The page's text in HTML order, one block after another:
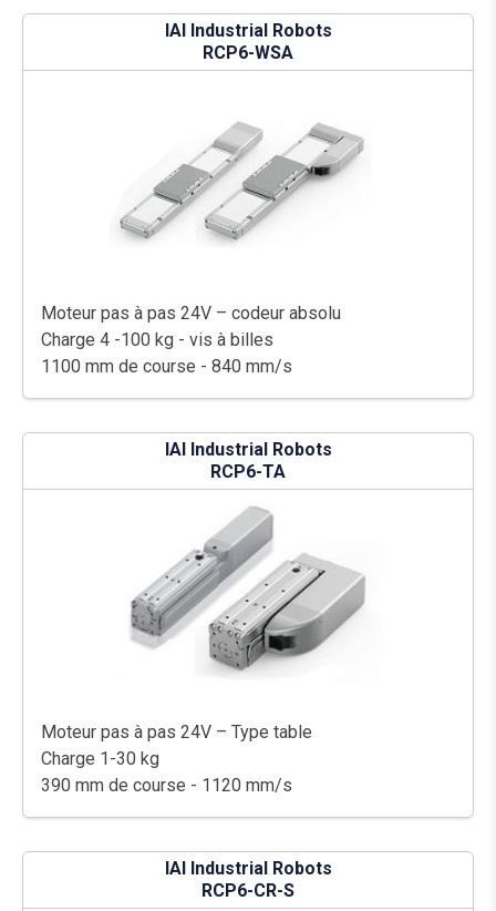
IAI Industrial Robots
RCP6-WSA
Moteur pas à pas 24V – codeur absolu
Charge 4 -100 kg - vis à billes
1100 mm de course - 840 mm/s
IAI Industrial Robots
RCP6-TA
Moteur pas à pas 24V – Type table
Charge 1-30 kg
390 mm de course - 1120 mm/s
IAI Industrial Robots
RCP6-CR-S